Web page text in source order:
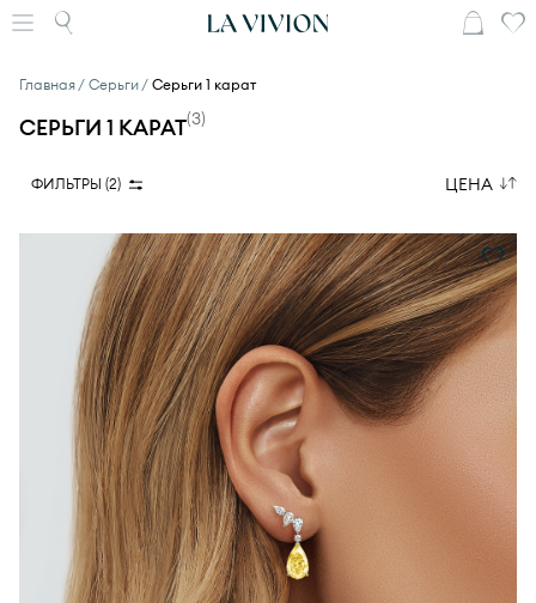
Главная Серьги Серьги 1 карат
СЕРЬГИ 1 КАРАТ(3)
ФИЛЬТРЫ (2) ЦЕНА